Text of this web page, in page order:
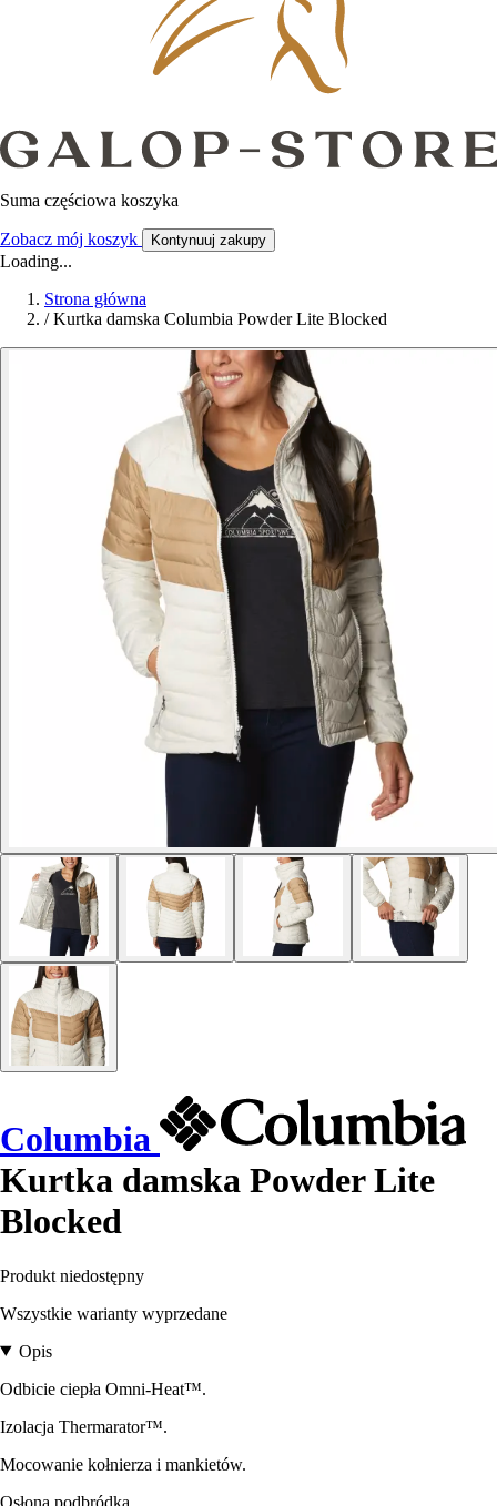
Suma częściowa koszyka
Zobacz mój koszyk Kontynuuj zakupy
Loading...
Strona główna
/ Kurtka damska Columbia Powder Lite Blocked
Columbia
Kurtka damska Powder Lite
Blocked
Produkt niedostępny
Wszystkie warianty wyprzedane
Opis
Odbicie ciepła Omni-Heat™.
Izolacja Thermarator™.
Mocowanie kołnierza i mankietów.
Osłona podbródka.